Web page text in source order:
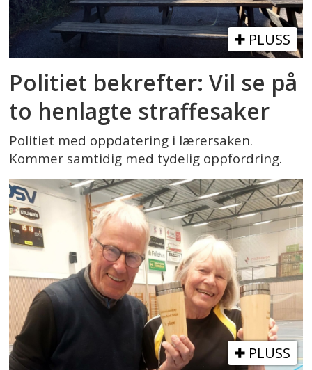
PLUSS
Politiet bekrefter: Vil se på
to henlagte straffesaker
Politiet med oppdatering i lærersaken.
Kommer samtidig med tydelig oppfordring.
PLUSS